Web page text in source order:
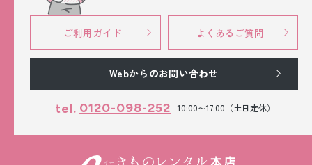
ご利用ガイド よくあるご質問
Webからのお問い合わせ
tel. 0120-098-252 10:00〜17:00（土日定休）